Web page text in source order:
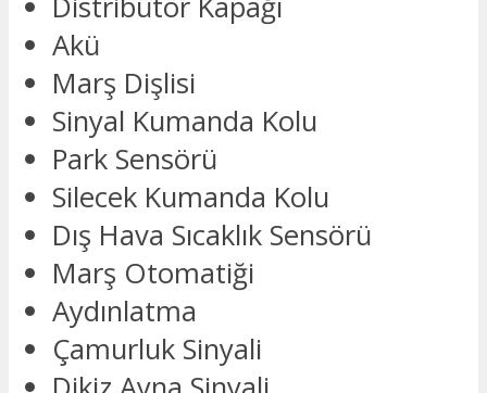
Akü
Marş Dişlisi
Sinyal Kumanda Kolu
Park Sensörü
Silecek Kumanda Kolu
Dış Hava Sıcaklık Sensörü
Marş Otomatiği
Aydınlatma
Çamurluk Sinyali